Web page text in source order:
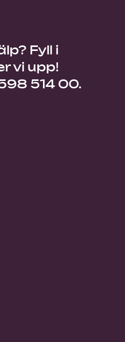
Fyll i
vi upp!
514 00.